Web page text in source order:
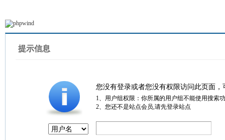
提示信息
您没有登录或者您没有权限访问此页面
1、用户组权限：你所属的用户组不能使用搜索
2、您还不是站点会员,请先登录站点